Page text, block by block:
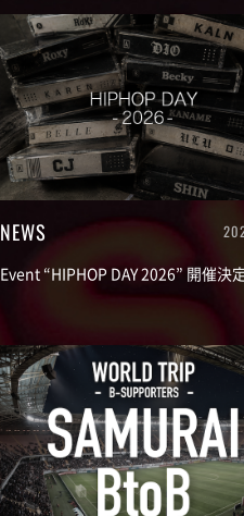
NEWS
Event “HIPHOP DAY 2026” 開催決